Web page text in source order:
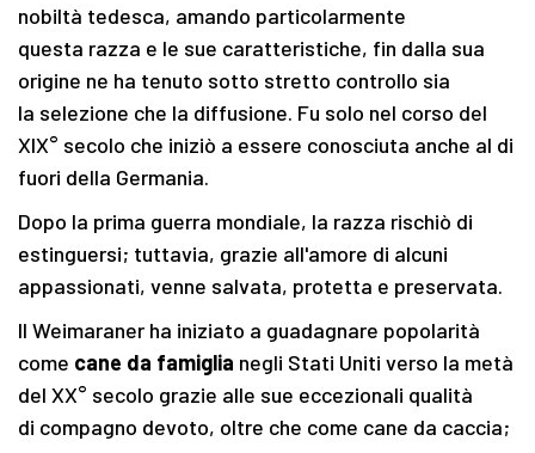
nobiltà tedesca, amando particolarmente
questa razza e le sue caratteristiche, fin dalla sua
origine ne ha tenuto sotto stretto controllo sia
la selezione che la diffusione. Fu solo nel corso del
XIX° secolo che iniziò a essere conosciuta anche al di
fuori della Germania.
Dopo la prima guerra mondiale, la razza rischiò di
estinguersi; tuttavia, grazie all'amore di alcuni
appassionati, venne salvata, protetta e preservata.
Il Weimaraner ha iniziato a guadagnare popolarità
come cane da famiglia negli Stati Uniti verso la metà
del XX° secolo grazie alle sue eccezionali qualità
di compagno devoto, oltre che come cane da caccia;